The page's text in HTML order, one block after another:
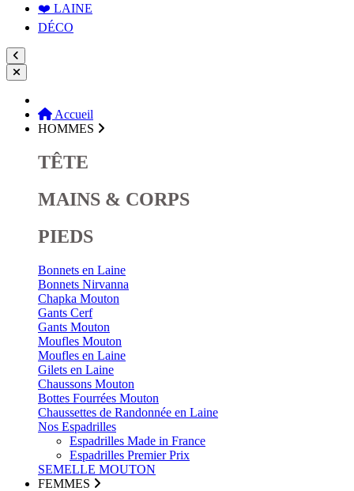
❤️ LAINE
DÉCO
Accueil
HOMMES
TÊTE
MAINS & CORPS
PIEDS
Bonnets en Laine
Bonnets Nirvanna
Chapka Mouton
Gants Cerf
Gants Mouton
Moufles Mouton
Moufles en Laine
Gilets en Laine
Chaussons Mouton
Bottes Fourrées Mouton
Chaussettes de Randonnée en Laine
Nos Espadrilles
Espadrilles Made in France
Espadrilles Premier Prix
SEMELLE MOUTON
FEMMES